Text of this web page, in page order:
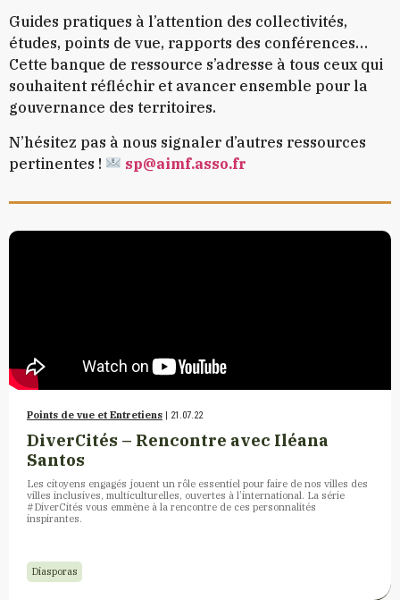
Guides pratiques à l’attention des collectivités,
études, points de vue, rapports des conférences…
Cette banque de ressource s’adresse à tous ceux qui
souhaitent réfléchir et avancer ensemble pour la
gouvernance des territoires.
N’hésitez pas à nous signaler d’autres ressources
pertinentes !
sp@aimf.asso.fr
Points de vue et Entretiens | 21.07.22
DiverCités – Rencontre avec Iléana
Santos
Les citoyens engagés jouent un rôle essentiel pour faire de nos villes des
villes inclusives, multiculturelles, ouvertes à l’international. La série
#DiverCités vous emmène à la rencontre de ces personnalités
inspirantes.
Diasporas